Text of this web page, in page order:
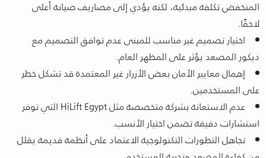
المنخفض تكلفة مبدئية، لكنه يؤدي إلى مصاريف صيانة أعلى
لاحقًا.
اختيار تصميم غير مناسب للمبنى عدم توافق التصميم مع
ديكور المصعد يؤثر على المظهر العام.
إهمال معايير الأمان بعض الأزرار غير المعتمدة قد تشكل خطر
على المستخدمين.
عدم الاستعانة بشركة متخصصة مثل HiLift Egypt التي توفر
استشارات دقيقة تضمن اختيار الأنسب.
تجاهل التطورات التكنولوجية الاعتماد على أنظمة قديمة يقلل